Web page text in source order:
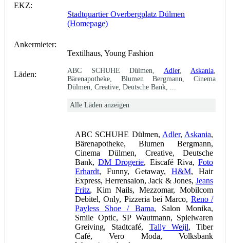
EKZ:
Stadtquartier Overbergplatz Dülmen
(Homepage)
Ankermieter:
Textilhaus, Young Fashion
Läden: ABC SCHUHE Dülmen, Adler, Askania
Bärenapotheke, Blumen Bergmann, Cinema
Dülmen, Creative, Deutsche Bank, ...
Alle Läden anzeigen
ABC SCHUHE Dülmen, Adler, Askania,
Bärenapotheke, Blumen Bergmann,
Cinema Dülmen, Creative, Deutsche
Bank,DM Drogerie, Eiscafé Riva,Foto
Erhardt, Funny, Getaway, H&M, Hair
Express, Herrensalon, Jack & Jones, Jeans
Fritz, Kim Nails, Mezzomar, Mobilcom
Debitel, Only, Pizzeria bei Marco, Reno /
Payless Shoe / Bama, Salon Monika,
Smile Optic, SP Wautmann, Spielwaren
Greiving, Stadtcafé, Tally Weijl, Tiber
Café, Vero Moda, Volksbank